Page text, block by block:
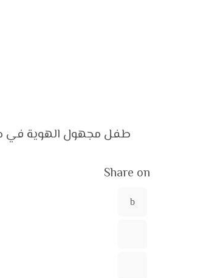
طفل مجهول الهوية في
Share on